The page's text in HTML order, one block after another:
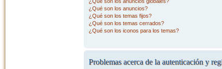
¿Qué son los anuncios?
¿Qué son los temas fijos?
¿Qué son los temas cerrados?
¿Qué son los iconos para los temas?
Problemas acerca de la autenticación y